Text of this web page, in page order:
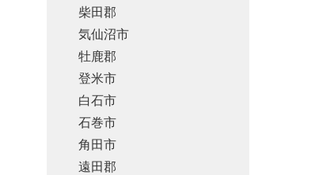
柴田郡
気仙沼市
牡鹿郡
登米市
白石市
石巻市
角田市
遠田郡